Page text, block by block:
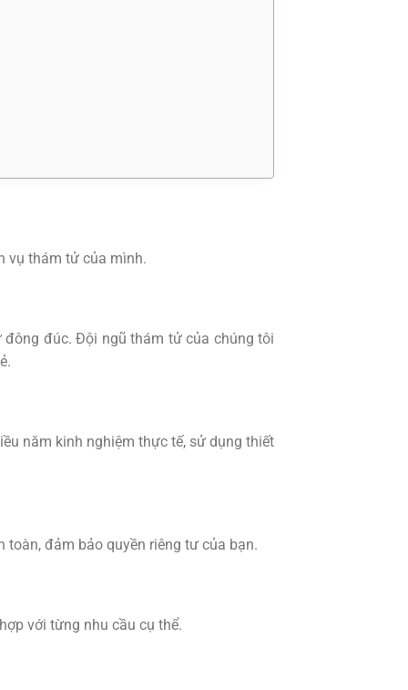
vụ thám tử của mình.
đông đúc. Đội ngũ thám tử của chúng tôi
năm kinh nghiệm thực tế, sử dụng thiết
đảm bảo quyền riêng tư của bạn.
với từng nhu cầu cụ thể.